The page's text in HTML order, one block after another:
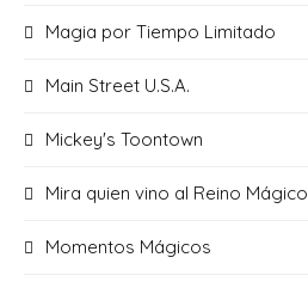
Magia por Tiempo Limitado
Main Street U.S.A.
Mickey's Toontown
Mira quien vino al Reino Mágico
Momentos Mágicos